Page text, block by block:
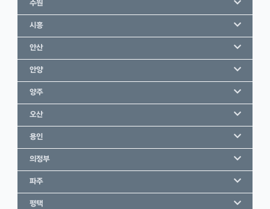
수원
시흥
안산
안양
양주
오산
용인
의정부
파주
평택